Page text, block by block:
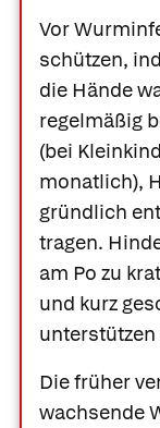
Vor
schützen,
die Hände
regelmäßig
(bei
monatlich),
gründlich
tragen.
am Po zu
und kurz
Die früher
wachsende